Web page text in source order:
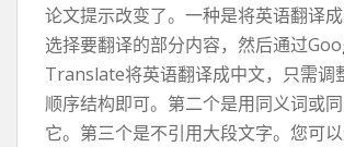
论文提示改变了。一种是将英语翻译成
选择要翻译的部分内容，然后通过
Translate将英语翻译成中文，只需调
顺序结构即可。第二个是用同义词或
它。第三个是不引用大段文字。您可